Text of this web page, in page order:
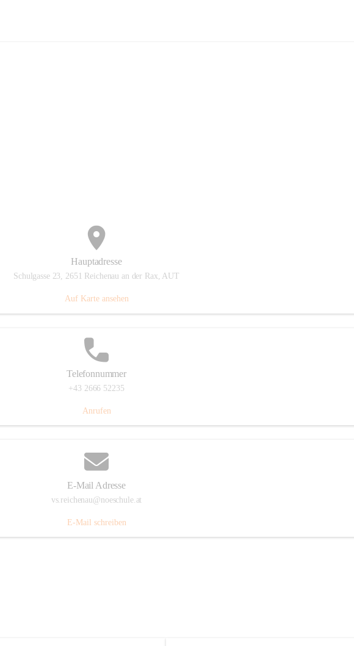
Hauptadresse
Schulgasse 23, 2651 Reichenau an der Rax, AUT
Auf Karte ansehen
Telefonnummer
+43 2666 52235
Anrufen
E-Mail Adresse
vs.reichenau@noeschule.at
E-Mail schreiben